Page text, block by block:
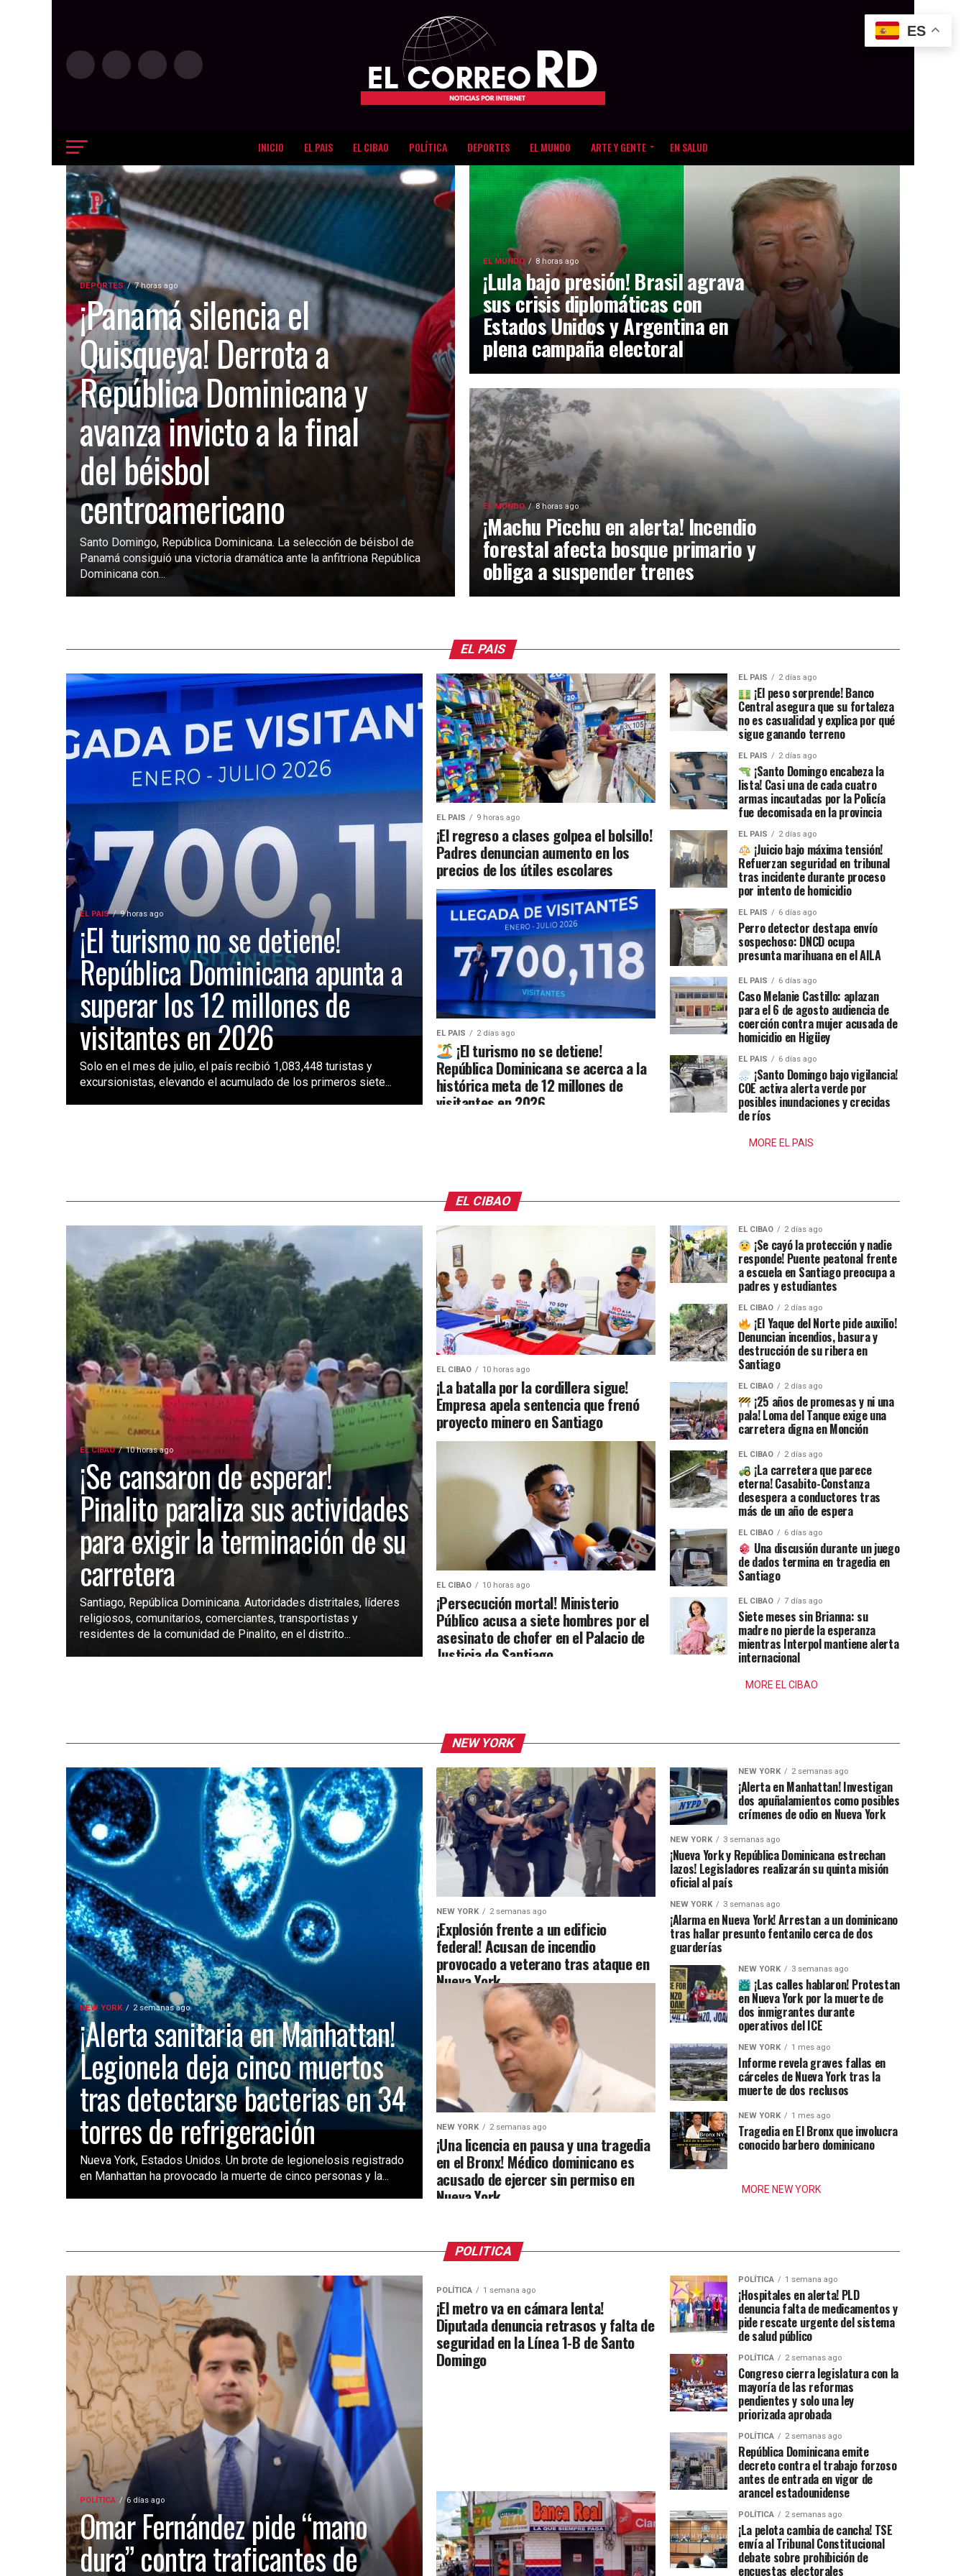
INICIO EL PAIS EL CIBAO POLÍTICA DEPORTES EL MUNDO ARTE Y GENTE EN SALUD
DEPORTES 7 horas ago
¡Panamá silencia el
Quisqueya! Derrota a
República Dominicana y
avanza invicto a la final
del béisbol
centroamericano
Santo Domingo, República Dominicana. La selección de béisbol de
Panamá consiguió una victoria dramática ante la anfitriona República
Dominicana con...
EL MUNDO 8 horas ago
¡Lula bajo presión! Brasil agrava
sus crisis diplomáticas con
Estados Unidos y Argentina en
plena campaña electoral
EL MUNDO 8 horas ago
¡Machu Picchu en alerta! Incendio
forestal afecta bosque primario y
obliga a suspender trenes
EL PAIS
EL PAIS 9 horas ago
¡El turismo no se detiene!
República Dominicana apunta a
superar los 12 millones de
visitantes en 2026
Solo en el mes de julio, el país recibió 1,083,448 turistas y
excursionistas, elevando el acumulado de los primeros siete...
EL PAIS 9 horas ago
¡El regreso a clases golpea el bolsillo!
Padres denuncian aumento en los
precios de los útiles escolares
EL PAIS 2 días ago
¡El turismo no se detiene!
República Dominicana se acerca a la
histórica meta de 12 millones de
visitantes en 2026
EL PAIS 2 días ago
¡El peso sorprende! Banco
Central asegura que su fortaleza
no es casualidad y explica por qué
sigue ganando terreno
EL PAIS 2 días ago
¡Santo Domingo encabeza la
lista! Casi una de cada cuatro
armas incautadas por la Policía
fue decomisada en la provincia
EL PAIS 2 días ago
¡Juicio bajo máxima tensión!
Refuerzan seguridad en tribunal
tras incidente durante proceso
por intento de homicidio
EL PAIS 6 días ago
Perro detector destapa envío
sospechoso: DNCD ocupa
presunta marihuana en el AILA
EL PAIS 6 días ago
Caso Melanie Castillo: aplazan
para el 6 de agosto audiencia de
coerción contra mujer acusada de
homicidio en Higüey
EL PAIS 6 días ago
¡Santo Domingo bajo vigilancia!
COE activa alerta verde por
posibles inundaciones y crecidas
de ríos
MORE EL PAIS
EL CIBAO
EL CIBAO 10 horas ago
¡Se cansaron de esperar!
Pinalito paraliza sus actividades
para exigir la terminación de su
carretera
Santiago, República Dominicana. Autoridades distritales, líderes
religiosos, comunitarios, comerciantes, transportistas y
residentes de la comunidad de Pinalito, en el distrito...
EL CIBAO 10 horas ago
¡La batalla por la cordillera sigue!
Empresa apela sentencia que frenó
proyecto minero en Santiago
EL CIBAO 10 horas ago
¡Persecución mortal! Ministerio
Público acusa a siete hombres por el
asesinato de chofer en el Palacio de
Justicia de Santiago
EL CIBAO 2 días ago
¡Se cayó la protección y nadie
responde! Puente peatonal frente
a escuela en Santiago preocupa a
padres y estudiantes
EL CIBAO 2 días ago
¡El Yaque del Norte pide auxilio!
Denuncian incendios, basura y
destrucción de su ribera en
Santiago
EL CIBAO 2 días ago
¡25 años de promesas y ni una
pala! Loma del Tanque exige una
carretera digna en Monción
EL CIBAO 2 días ago
¡La carretera que parece
eterna! Casabito-Constanza
desespera a conductores tras
más de un año de espera
EL CIBAO 6 días ago
Una discusión durante un juego
de dados termina en tragedia en
Santiago
EL CIBAO 7 días ago
Siete meses sin Brianna: su
madre no pierde la esperanza
mientras Interpol mantiene alerta
internacional
MORE EL CIBAO
NEW YORK
NEW YORK 2 semanas ago
¡Alerta sanitaria en Manhattan!
Legionela deja cinco muertos
tras detectarse bacterias en 34
torres de refrigeración
Nueva York, Estados Unidos. Un brote de legionelosis registrado
en Manhattan ha provocado la muerte de cinco personas y la...
NEW YORK 2 semanas ago
¡Explosión frente a un edificio
federal! Acusan de incendio
provocado a veterano tras ataque en
Nueva York
NEW YORK 2 semanas ago
¡Una licencia en pausa y una tragedia
en el Bronx! Médico dominicano es
acusado de ejercer sin permiso en
Nueva York
NEW YORK 2 semanas ago
¡Alerta en Manhattan! Investigan
dos apuñalamientos como posibles
crímenes de odio en Nueva York
NEW YORK 3 semanas ago
¡Nueva York y República Dominicana estrechan
lazos! Legisladores realizarán su quinta misión
oficial al país
NEW YORK 3 semanas ago
¡Alarma en Nueva York! Arrestan a un dominicano
tras hallar presunto fentanilo cerca de dos
guarderías
NEW YORK 3 semanas ago
¡Las calles hablaron! Protestan
en Nueva York por la muerte de
dos inmigrantes durante
operativos del ICE
NEW YORK 1 mes ago
Informe revela graves fallas en
cárceles de Nueva York tras la
muerte de dos reclusos
NEW YORK 1 mes ago
Tragedia en El Bronx que involucra
conocido barbero dominicano
MORE NEW YORK
POLITICA
POLÍTICA 6 días ago
Omar Fernández pide “mano
dura” contra traficantes de
POLÍTICA 1 semana ago
¡El metro va en cámara lenta!
Diputada denuncia retrasos y falta de
seguridad en la Línea 1-B de Santo
Domingo
POLÍTICA 1 semana ago
¡Hospitales en alerta! PLD
denuncia falta de medicamentos y
pide rescate urgente del sistema
de salud público
POLÍTICA 2 semanas ago
Congreso cierra legislatura con la
mayoría de las reformas
pendientes y solo una ley
priorizada aprobada
POLÍTICA 2 semanas ago
República Dominicana emite
decreto contra el trabajo forzoso
antes de entrada en vigor de
arancel estadounidense
POLÍTICA 2 semanas ago
¡La pelota cambia de cancha! TSE
envía al Tribunal Constitucional
debate sobre prohibición de
encuestas electorales
ES